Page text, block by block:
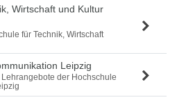
Wirtschaft und Kultur
für Technik, Wirtschaft
Leipzig
Lehrangebote der Hochschule